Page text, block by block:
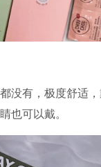
没有，极度舒适
也可以戴。